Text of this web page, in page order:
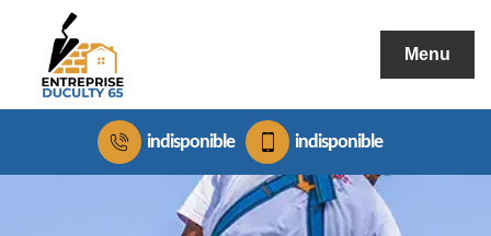
Menu
indisponible indisponible